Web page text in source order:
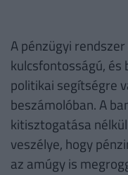
A pénzügyi
kulcsfontosságú,
politikai segítségre
beszámolóban. A
kitisztogatása
veszélye, hogy
az amúgy is